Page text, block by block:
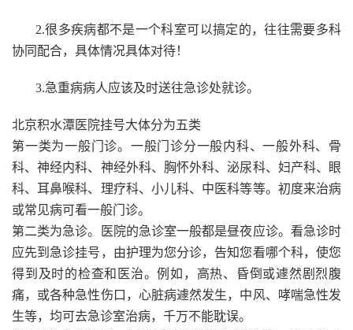
2.很多疾病都不是一个科室可以搞定的，往往需要多科
协同配合，具体情况具体对待！
3.急重病病人应该及时送往急诊处就诊。
北京积水潭医院挂号大体分为五类
第一类为一般门诊。一般门诊分一般内科、一般外科、骨
科、神经内科、神经外科、胸怀外科、泌尿科、妇产科、眼
科、耳鼻喉科、理疗科、小儿科、中医科等等。初度来治病
或常见病可看一般门诊。
第二类为急诊。医院的急诊室一般都是昼夜应诊。看急诊时
应先到急诊挂号，由护理为您分诊，告知您看哪个科，使您
得到及时的检查和医治。例如，高热、昏倒或遽然剧烈腹
痛，或各种急性伤口，心脏病遽然发生，中风、哮喘急性发
生等，均可去急诊室治病，千万不能耽误。